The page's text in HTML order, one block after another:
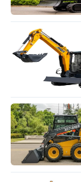
Traction
Minore
motore.
Aumento
nel terreno
Non
Scegliere
trazione
I dozer
adattarsi a
includono il
delle gomme e